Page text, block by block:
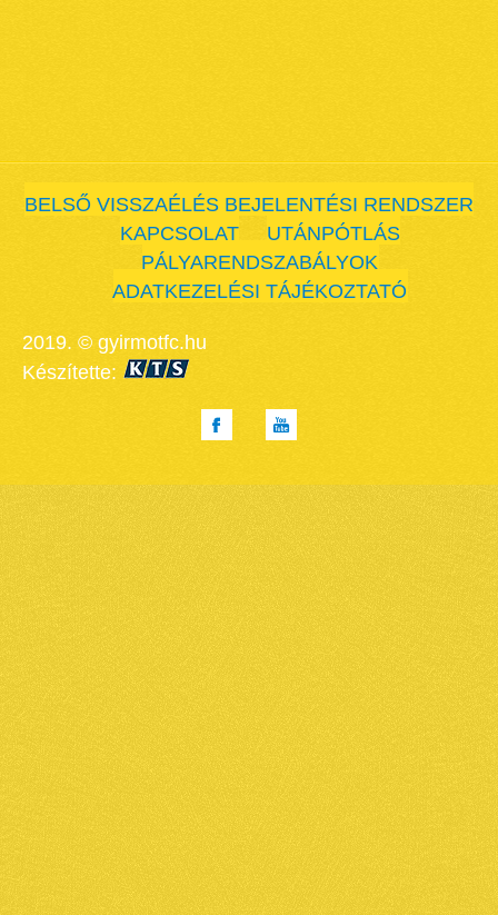
BELSŐ VISSZAÉLÉS BEJELENTÉSI RENDSZER
KAPCSOLAT
UTÁNPÓTLÁS
PÁLYARENDSZABÁLYOK
ADATKEZELÉSI TÁJÉKOZTATÓ
2019. © gyirmotfc.hu
Készítette: